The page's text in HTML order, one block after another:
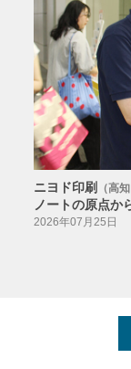
ニヨド印刷 （高知
ノートの原点か
2026年07月25日